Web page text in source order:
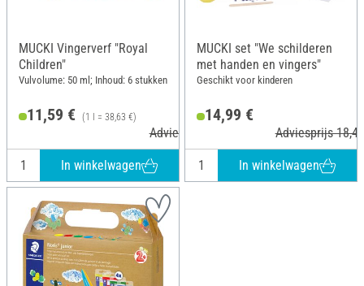
MUCKI Vingerverf "Royal
Children"
Vulvolume: 50 ml; Inhoud: 6 stukken
11,59 € (1 l = 38,63 €)
Adviesprijs 13,49 €
In winkelwagen
MUCKI set "We schilderen
met handen en vingers"
Geschikt voor kinderen
14,99 €
Adviesprijs
In winkelwagen